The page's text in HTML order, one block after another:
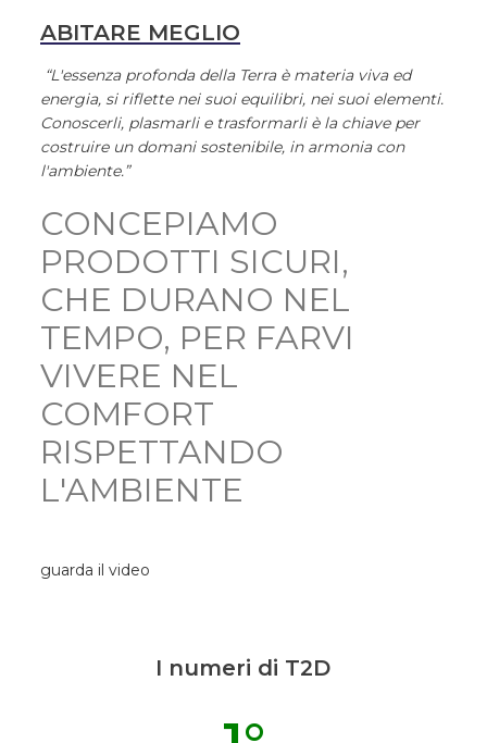
ABITARE MEGLIO
“L'essenza profonda della Terra è materia viva ed
energia, si riflette nei suoi equilibri, nei suoi elementi.
Conoscerli, plasmarli e trasformarli è la chiave per
costruire un domani sostenibile, in armonia con
l'ambiente.”
CONCEPIAMO
PRODOTTI SICURI,
CHE DURANO NEL
TEMPO, PER FARVI
VIVERE NEL
COMFORT
RISPETTANDO
L'AMBIENTE
guarda il video
I numeri di T2D